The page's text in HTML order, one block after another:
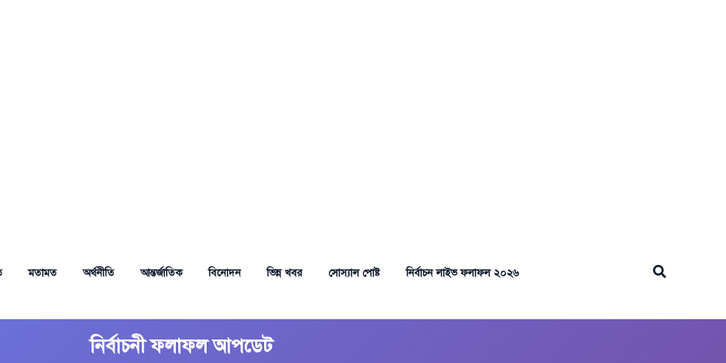
মতামত অর্থনীতি আন্তর্জাতিক বিনোদন ভিন্ন খবর সোস্যাল পোষ্ট নির্বাচন লাইভ ফলাফল ২০২৬ Search
নির্বাচনী ফলাফল আপডেট